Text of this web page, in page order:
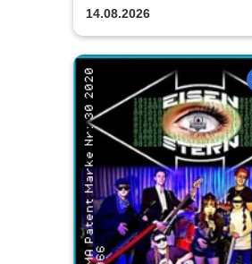
14.08.2026